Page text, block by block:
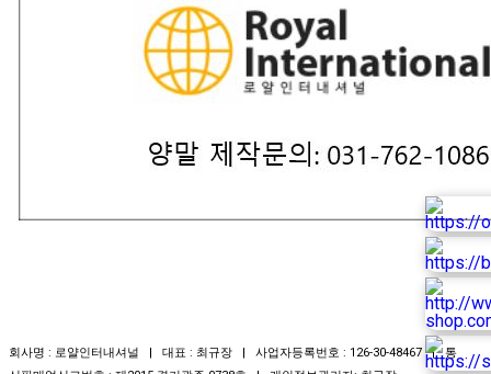
회사명 : 로얄인터내셔널 | 대표 : 최규장 | 사업자등록번호 : 126-30-48467 | 통